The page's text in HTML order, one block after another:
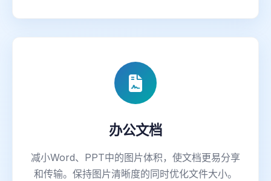
办公文档
减小Word、PPT中的图片体积，使文档更易分享
和传输。保持图片清晰度的同时优化文件大小。